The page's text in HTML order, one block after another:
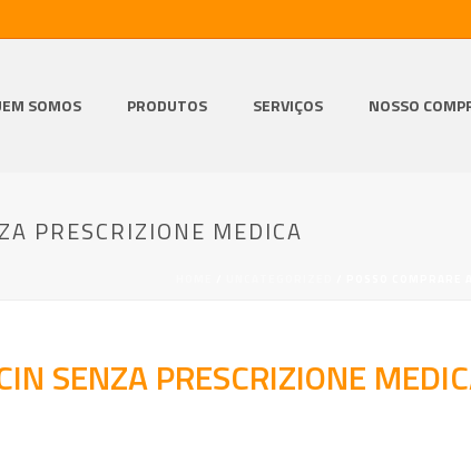
SOMOS PRODUTOS SERVIÇOS NOSSO
PRESCRIZIONE MEDICA
SENZA PRESCRIZIONE